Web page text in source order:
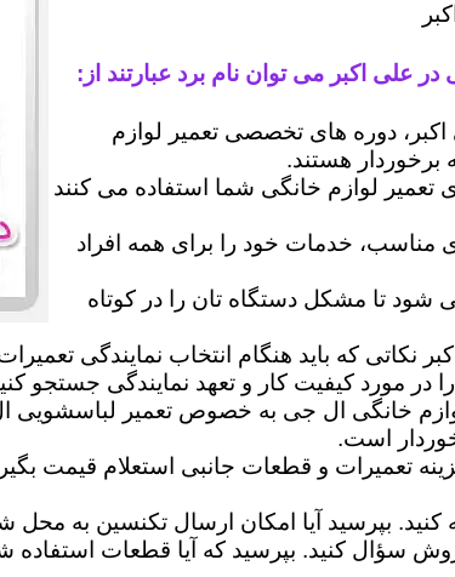
علی اکبر می توان نام برد عبارتند از:
دوره های تخصصی تعمیر لوازم
برخوردار هستند.
تعمیر لوازم خانگی شما استفاده می کنند
مناسب، خدمات خود را برای همه افراد
تا مشکل دستگاه تان را در کوتاه
نکاتی که باید هنگام انتخاب نمایندگی
در مورد کیفیت کار و تعهد نمایندگی جستجو
خانگی ال جی به خصوص تعمیر
است.
تعمیرات و قطعات جانبی استعلام قیمت
بپرسید آیا امکان ارسال تکنسین به محل
کنید. بپرسید که آیا قطعات استفاده شده